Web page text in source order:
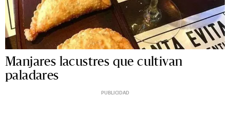
Manjares lacustres que cultivan
paladares